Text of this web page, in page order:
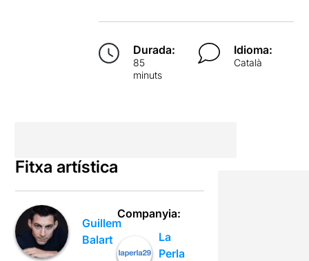
Durada:
85
minuts
Idioma:
Català
Fitxa artística
Guillem
Balart
Companyia:
La
Perla